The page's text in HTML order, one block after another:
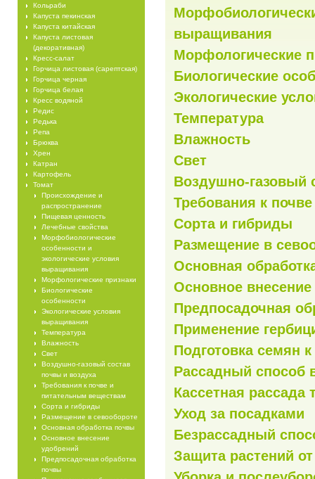
Кольраби
Капуста пекинская
Капуста китайская
Капуста листовая
(декоративная)
Кресс-салат
Горчица листовая (сарептская)
Горчица черная
Горчица белая
Кресс водяной
Редис
Редька
Репа
Брюква
Хрен
Катран
Картофель
Томат
Происхождение и
распространение
Пищевая ценность
Лечебные свойства
Морфобиологические
особенности и
экологические условия
выращивания
Морфологические признаки
Биологические
особенности
Экологические условия
выращивания
Температура
Влажность
Свет
Воздушно-газовый состав
почвы и воздуха
Требования к почве и
питательным веществам
Сорта и гибриды
Размещение в севообороте
Основная обработка почвы
Основное внесение
удобрений
Предпосадочная обработка
почвы
выращивания
Морфологические
Биологические
Экологические
Температура
Влажность
Свет
Воздушно-газовый
Требования к
Сорта и гибриды
Размещение в
Основная
Основное
Предпосадочная
Применение
Подготовка семян к
Рассадный способ
Кассетная рассада
Уход за посадками
Безрассадный
Защита растений